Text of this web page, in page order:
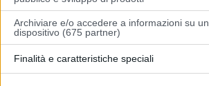
Archiviare e/o accedere a informazioni su un
dispositivo (675 partner)
Finalità e caratteristiche speciali
Agenzie